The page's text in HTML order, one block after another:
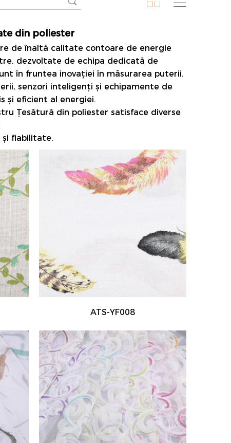
din poliester
de înaltă calitate contoare de energie
dezvoltate de echipa dedicată de
în fruntea inovației în măsurarea puterii.
senzori inteligenți și echipamente de
și eficient al energiei.
Țesătură din poliestersatisface diverse
fiabilitate.
ATS-YF008